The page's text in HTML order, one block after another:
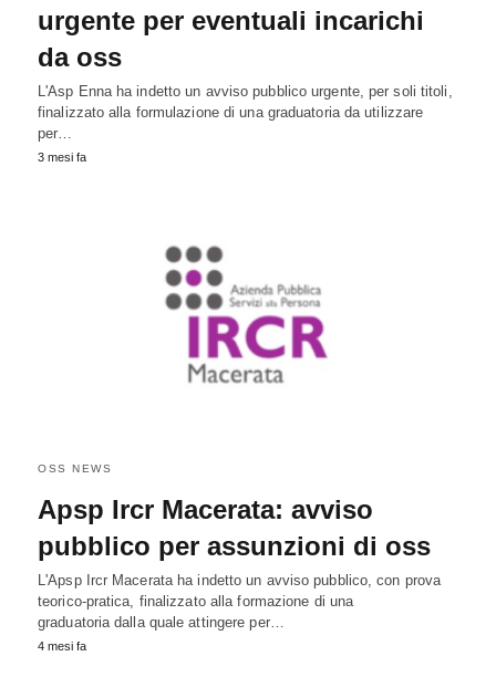
urgente per eventuali incarichi
da oss
L'Asp Enna ha indetto un avviso pubblico urgente, per soli titoli,
finalizzato alla formulazione di una graduatoria da utilizzare
per…
3 mesi fa
OSS NEWS
Apsp Ircr Macerata: avviso
pubblico per assunzioni di oss
L'Apsp Ircr Macerata ha indetto un avviso pubblico, con prova
teorico-pratica, finalizzato alla formazione di una
graduatoria dalla quale attingere per…
4 mesi fa